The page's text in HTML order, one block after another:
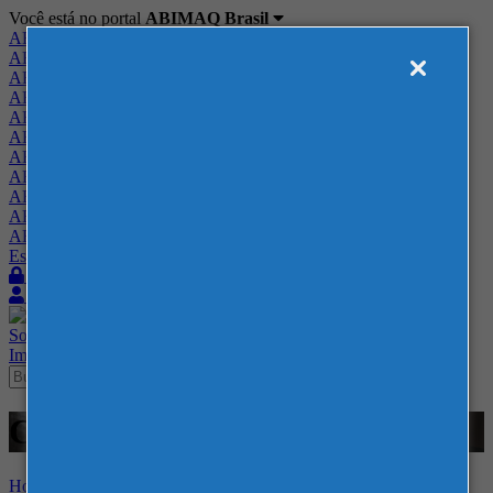
Você está no portal ABIMAQ Brasil
ABIMAQ Brasil
ABIMAQ Minas Gerais
ABIMAQ Norte-Nordeste
ABIMAQ Paraná
ABIMAQ Piracicaba
ABIMAQ Ribeirão Preto
ABIMAQ Rio de Janeiro
ABIMAQ Rio Grande do Sul
ABIMAQ Santa Catarina
ABIMAQ São Paulo
ABIMAQ Vale do Paraíba
Escritório de Relações Governamentais
Sobre
Imprensa
Cursos - Comércio Exterior
Home